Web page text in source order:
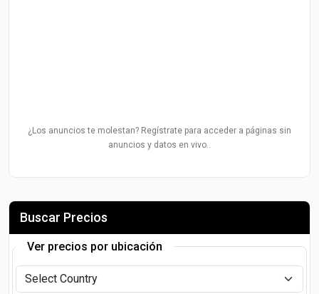
¿Los anuncios te molestan? Regístrate para acceder a páginas sin
anuncios y datos en vivo..
Buscar Precios
Ver precios por ubicación